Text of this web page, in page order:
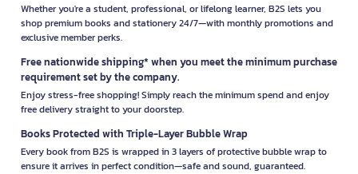
Whether you're a student, professional, or lifelong learner, B2S lets you
shop premium books and stationery 24/7—with monthly promotions and
exclusive member perks.
Free nationwide shipping* when you meet the minimum purchase
requirement set by the company.
Enjoy stress-free shopping! Simply reach the minimum spend and enjoy
free delivery straight to your doorstep.
Books Protected with Triple-Layer Bubble Wrap
Every book from B2S is wrapped in 3 layers of protective bubble wrap to
ensure it arrives in perfect condition—safe and sound, guaranteed.